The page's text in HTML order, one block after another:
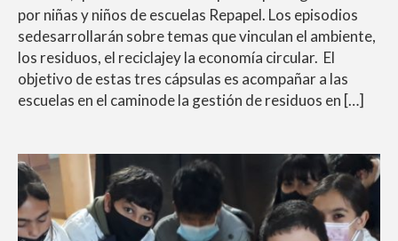
por niñas y niños de escuelas Repapel. Los episodios
sedesarrollarán sobre temas que vinculan el ambiente,
los residuos, el reciclajey la economía circular. El
objetivo de estas tres cápsulas es acompañar a las
escuelas en el caminode la gestión de residuos en […]